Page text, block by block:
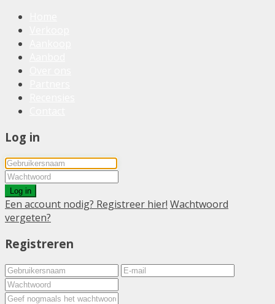
Log in
Log in
Een account nodig? Registreer hier! Wachtwoord
vergeten?
Registreren